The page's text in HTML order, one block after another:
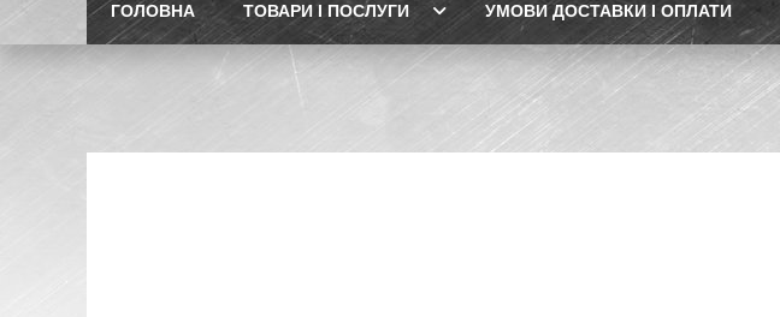
ГОЛОВНА ТОВАРИ І ПОСЛУГИ УМОВИ ДОСТАВКИ І ОПЛАТИ